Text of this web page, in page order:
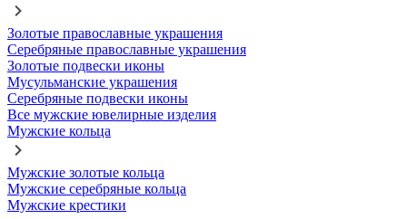
Золотые православные украшения
Серебряные православные украшения
Золотые подвески иконы
Мусульманские украшения
Серебряные подвески иконы
Все мужские ювелирные изделия
Мужские кольца
Мужские золотые кольца
Мужские серебряные кольца
Мужские крестики